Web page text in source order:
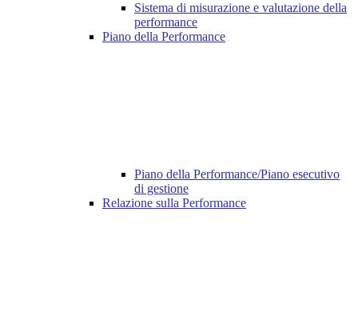
Sistema di misurazione e valutazione della
performance
Piano della Performance
Piano della Performance/Piano esecutivo
di gestione
Relazione sulla Performance